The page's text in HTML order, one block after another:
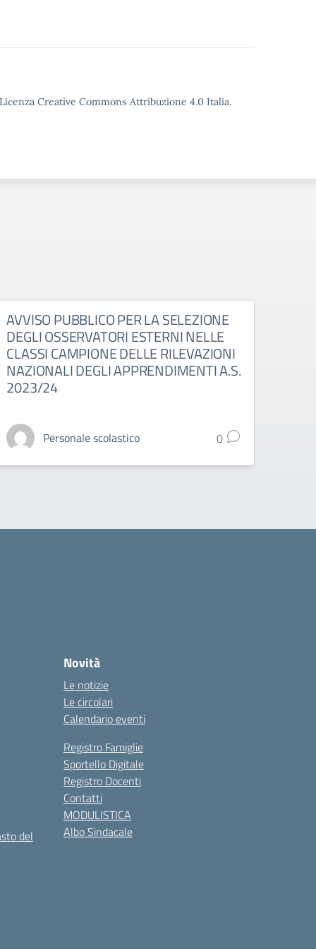
Creative Commons Attribuzione 4.0 Italia.
AVVISO PUBBLICO PER LA SELEZIONE
DEGLI OSSERVATORI ESTERNI NELLE
CLASSI CAMPIONE DELLE RILEVAZIONI
NAZIONALI DEGLI APPRENDIMENTI A.S.
2023/24
Personale scolastico 0
del
Novità
Le notizie
Le circolari
Calendario eventi
Registro Famiglie
Sportello Digitale
Registro Docenti
Contatti
MODULISTICA
Albo Sindacale